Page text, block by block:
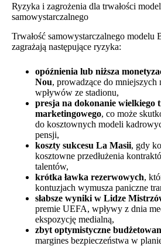
Ryzyka i zagrożenia dla trwałości
samowystarczalnego
Trwałość samowystarczalnego modelu
zagrażają następujące ryzyka:
opóźnienia lub niższa
Nou, prowadzące do mniejszych
wpływów ze stadionu,
presja na dokonanie wielkiego
marketingowego, co może
do kosztownych modeli
pensji,
koszty sukcesu La Masii, gdy
kosztowne przedłużenia
talentów,
krótka ławka rezerwowych,
kontuzjach wymusza paniczne
słabsze wyniki w Lidze
premie UEFA, wpływy z dnia
ekspozycję medialną,
zbyt optymistyczne
margines bezpieczeństwa w